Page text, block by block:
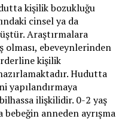
kişilik bozukluğu
cinsel ya da
Araştırmalara
olması, ebeveynlerinden
kişilik
Hudutta
yapılandırmaya
ilişkilidir. 0-2 yaş
anneden ayrışma